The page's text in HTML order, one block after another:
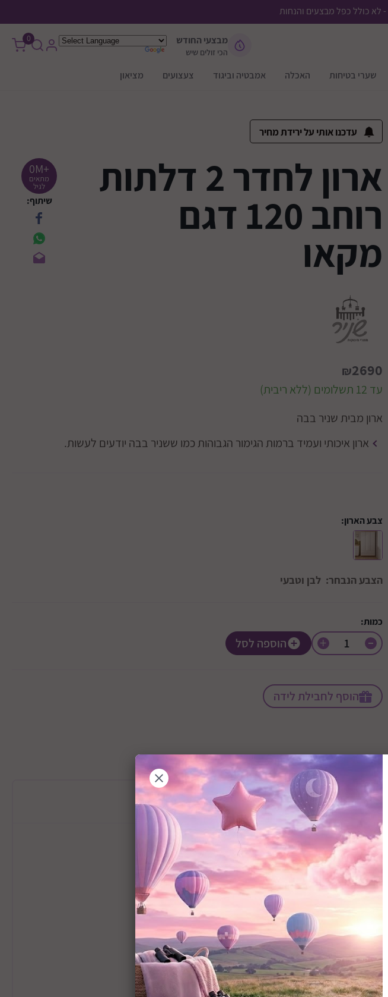
- לא כולל כפל מבצעים והנחות
שערי בטיחות האכלה אמבטיה וביגוד צעצועים מציאון
מבצעי החודש
הכי זולים שיש
0
עדכנו אותי על ירידת מחיר
ארון לחדר 2 דלתות
רוחב 120 דגם
מקאו
₪2690
עד 12 תשלומים (ללא ריבית)
+0M
מתאים
לגיל
שיתוף:
ארון מבית שניר בבה
ארון איכותי ועמיד ברמות הגימור הגבוהות כמו ששניר בבה יודעים לעשות.
צבע הארון:
הצבע הנבחר: לבן וטבעי
כמות:
+ הוספה לסל
הוסף לחבילת לידה
מידע כללי
מסילות טריקה שקטה נסתרות
ידיות אינטגרליות
במה מעוצבת עשויה עץ מלא